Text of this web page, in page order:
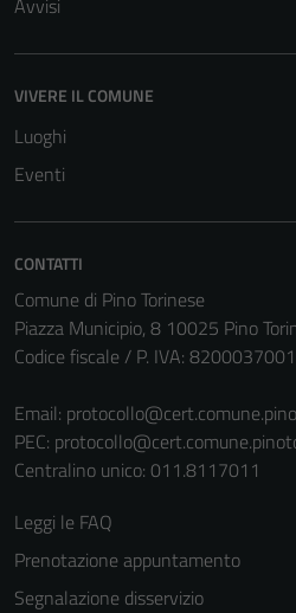
Avvisi
VIVERE IL COMUNE
Luoghi
Eventi
CONTATTI
Comune di Pino Torinese
Piazza Municipio, 8 10025 Pino
Codice fiscale / P. IVA:
Email:
PEC:
Centralino unico: 011.8117011
Leggi le FAQ
Prenotazione appuntamento
Segnalazione disservizio